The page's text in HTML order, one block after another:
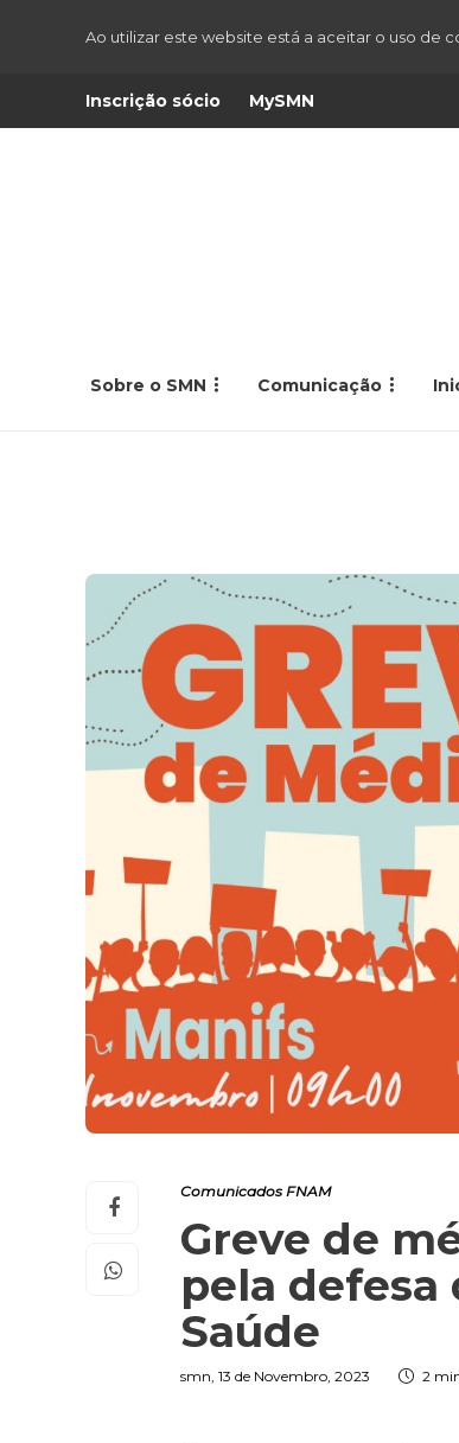
Ao utilizar este website está a aceitar o uso de
Inscrição sócio MySMN
Sobre o SMN Comunicação
Comunicados FNAM
Greve de
pela defesa
Saúde
smn, 13 de Novembro, 2023 2